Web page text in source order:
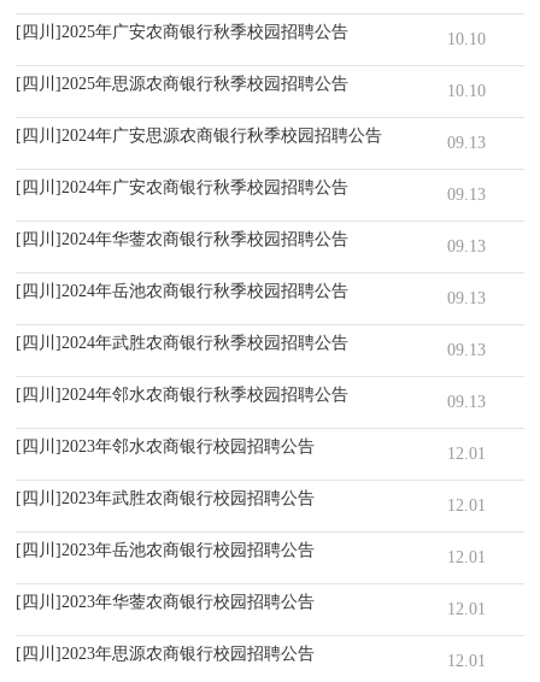
[四川]2025年广安农商银行秋季校园招聘公告 10.10
[四川]2025年思源农商银行秋季校园招聘公告 10.10
[四川]2024年广安思源农商银行秋季校园招聘公告 09.13
[四川]2024年广安农商银行秋季校园招聘公告 09.13
[四川]2024年华蓥农商银行秋季校园招聘公告 09.13
[四川]2024年岳池农商银行秋季校园招聘公告 09.13
[四川]2024年武胜农商银行秋季校园招聘公告 09.13
[四川]2024年邻水农商银行秋季校园招聘公告 09.13
[四川]2023年邻水农商银行校园招聘公告 12.01
[四川]2023年武胜农商银行校园招聘公告 12.01
[四川]2023年岳池农商银行校园招聘公告 12.01
[四川]2023年华蓥农商银行校园招聘公告 12.01
[四川]2023年思源农商银行校园招聘公告 12.01